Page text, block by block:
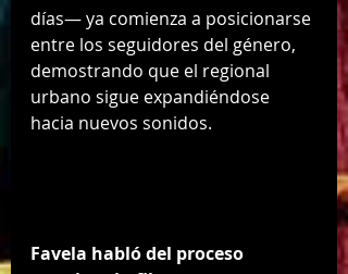
días— ya comienza a posicionarse
entre los seguidores del género,
demostrando que el regional
urbano sigue expandiéndose
hacia nuevos sonidos.
Favela habló del proceso